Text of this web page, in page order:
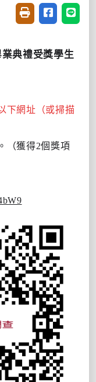
友善列印(開新視
分享至臉書
分享
典禮受獎學生
下網址（或掃描
（獲得2個獎項